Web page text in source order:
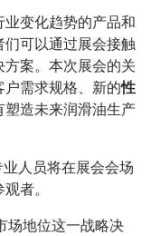
变化趋势的产品和
可以通过展会接触
案。本次展会的关
户需求规格、新的性
造未来润滑油生产
人员将在展会会场
者。
场地位这一战略决